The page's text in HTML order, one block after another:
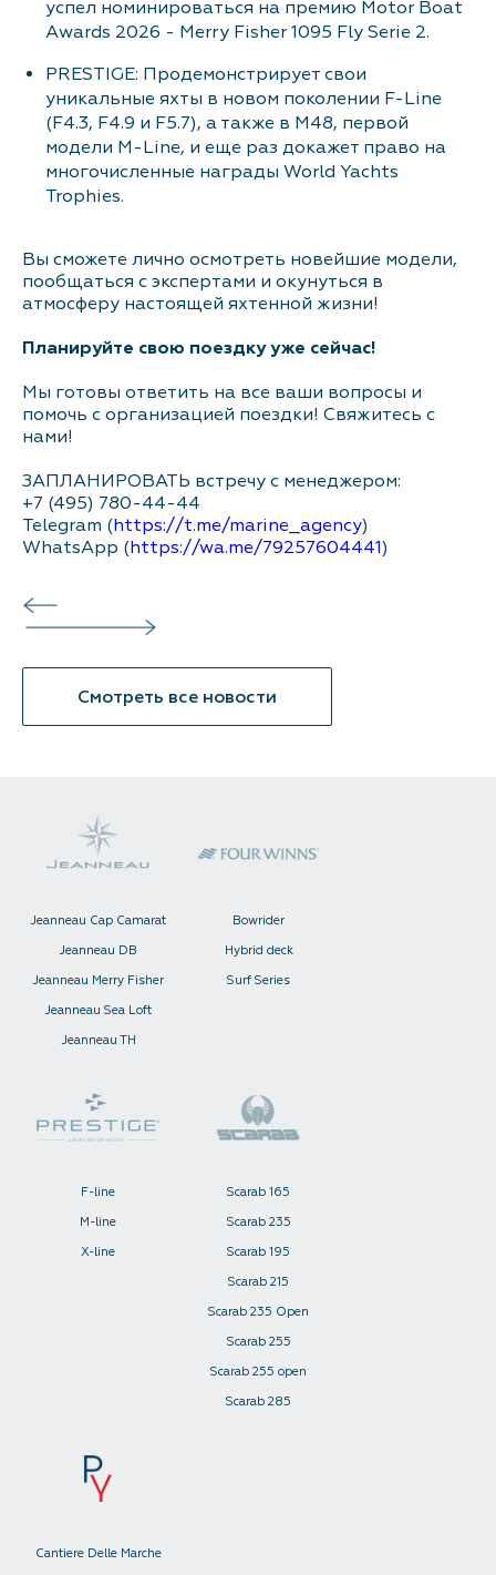
успел номинироваться на премию Motor Boat
Awards 2026 - Merry Fisher 1095 Fly Serie 2.
PRESTIGE: Продемонстрирует свои
уникальные яхты в новом поколении F-Line
(F4.3, F4.9 и F5.7), а также в M48, первой
модели M-Line, и еще раз докажет право на
многочисленные награды World Yachts
Trophies.
Вы сможете лично осмотреть новейшие модели,
пообщаться с экспертами и окунуться в
атмосферу настоящей яхтенной жизни!
Планируйте свою поездку уже сейчас!
Мы готовы ответить на все ваши вопросы и
помочь с организацией поездки! Свяжитесь с
нами!
ЗАПЛАНИРОВАТЬ встречу с менеджером:
+7 (495) 780-44-44
Telegram (https://t.me/marine_agency)
WhatsApp (https://wa.me/79257604441)
Смотреть все новости
Jeanneau Cap Camarat
Jeanneau DB
Jeanneau Merry Fisher
Jeanneau Sea Loft
Jeanneau TH
Bowrider
Hybrid deck
Surf Series
F-line
M-line
X-line
Scarab 165
Scarab 235
Scarab 195
Scarab 215
Scarab 235 Open
Scarab 255
Scarab 255 open
Scarab 285
Cantiere Delle Marche